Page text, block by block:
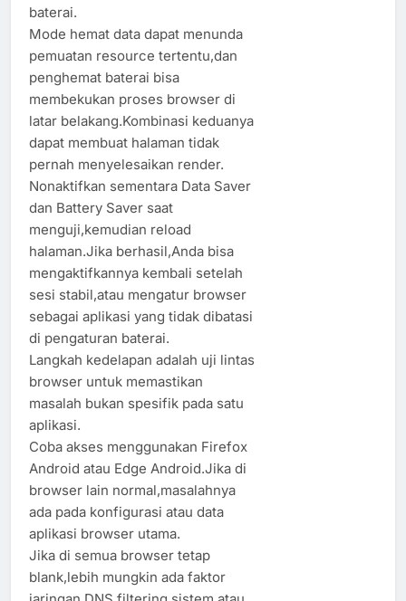
baterai.
Mode hemat data dapat menunda
pemuatan resource tertentu,dan
penghemat baterai bisa
membekukan proses browser di
latar belakang.Kombinasi keduanya
dapat membuat halaman tidak
pernah menyelesaikan render.
Nonaktifkan sementara Data Saver
dan Battery Saver saat
menguji,kemudian reload
halaman.Jika berhasil,Anda bisa
mengaktifkannya kembali setelah
sesi stabil,atau mengatur browser
sebagai aplikasi yang tidak dibatasi
di pengaturan baterai.
Langkah kedelapan adalah uji lintas
browser untuk memastikan
masalah bukan spesifik pada satu
aplikasi.
Coba akses menggunakan Firefox
Android atau Edge Android.Jika di
browser lain normal,masalahnya
ada pada konfigurasi atau data
aplikasi browser utama.
Jika di semua browser tetap
blank,lebih mungkin ada faktor